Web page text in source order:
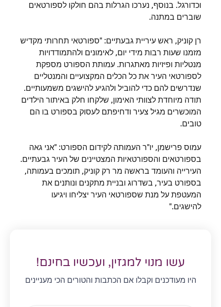
וכדורגל. בנוסף, נערכו הגרלות בהם חולקו לספורטאים
שוברים במתנה.
רן קוניק, ראש עיריית גבעתיים: "ספורטאי תחרותי מקדיש
מזמנו שעות רבות מידי יום, לאימונים ולהתמודדויות
מנטליות ופיזיות מאתגרות. עמותת הספורט מספקת
לספורטאי העיר את כל הכלים המקצועיים והמנטליים
שנדרשים להם כדי להוביל ולהגיע להישגים משמעותיים.
תודה מיוחדת לצוותי האימון, שלקחו חלק באיתור הילדים
המוכשרים מגיל צעיר ודחיפתם לעסוק בספורט בו הם
טובים.
עמוס פרישמן, יו"ר העמותה לקידום הספורט: "אני גאה
בספורטאים והספורטאיות המצטיינים של העיר גבעתיים.
העירייה והעומד בראשה מר רק קוניק, תומכים בעמותה,
בספורט בעיר, בשדרוג ובניית מתקנים ונותנים את
המעטפת על מנת שספורטאי העיר יצליחו ויגיעו
להישגים."
עשו מנוי למגזין, ועכשיו בחינם!
היו מעודכנים וקבלו אם הכתבות והטורים הכי מעניינים